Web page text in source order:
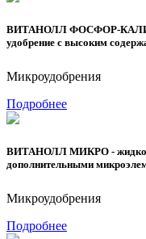
ВИТАНОЛЛ ФОСФОР-КАЛИЙ
удобрение с высоким
Микроудобрения
Подробнее
ВИТАНОЛЛ МИКРО - жидкое
дополнительными
Микроудобрения
Подробнее